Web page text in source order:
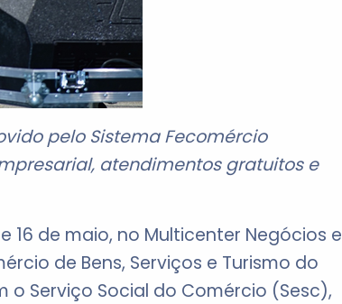
pelo Sistema Fecomércio
atendimentos gratuitos e
16 de maio, no Multicenter Negócios e
de Bens, Serviços e Turismo do
Serviço Social do Comércio (Sesc),